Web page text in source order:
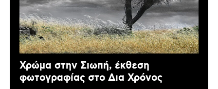
Χρώμα στην Σιωπή, έκθεση
φωτογραφίας στο Δια Χρόνος